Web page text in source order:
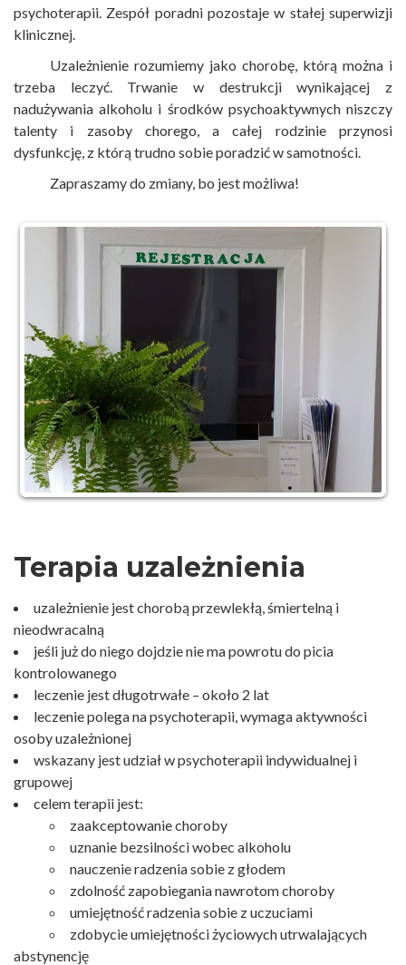
psychoterapii. Zespół poradni pozostaje w stałej superwizji
klinicznej.
Uzależnienie rozumiemy jako chorobę, którą można i
trzeba leczyć. Trwanie w destrukcji wynikającej z
nadużywania alkoholu i środków psychoaktywnych niszczy
talenty i zasoby chorego, a całej rodzinie przynosi
dysfunkcję, z którą trudno sobie poradzić w samotności.
Zapraszamy do zmiany, bo jest możliwa!
Terapia uzależnienia
uzależnienie jest chorobą przewlekłą, śmiertelną i
nieodwracalną
jeśli już do niego dojdzie nie ma powrotu do picia
kontrolowanego
leczenie jest długotrwałe – około 2 lat
leczenie polega na psychoterapii, wymaga aktywności
osoby uzależnionej
wskazany jest udział w psychoterapii indywidualnej i
grupowej
celem terapii jest:
zaakceptowanie choroby
uznanie bezsilności wobec alkoholu
nauczenie radzenia sobie z głodem
zdolność zapobiegania nawrotom choroby
umiejętność radzenia sobie z uczuciami
zdobycie umiejętności życiowych utrwalających
abstynencję